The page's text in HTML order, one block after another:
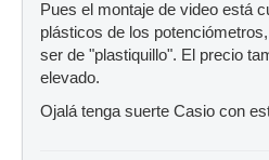
Pues el montaje de video está
plásticos de los
ser de "plastiquillo". El precio
elevado.
Ojalá tenga suerte Casio con